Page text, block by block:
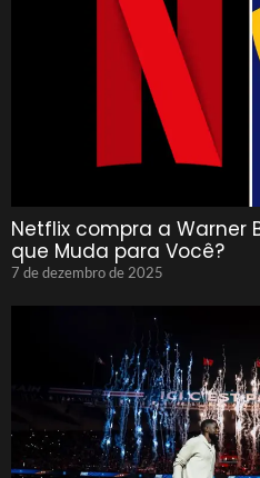
Netflix compra a Warner
que Muda para Você?
7 de dezembro de 2025